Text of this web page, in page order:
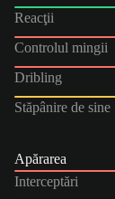
Reacţii
Controlul mingii
Dribling
Stăpânire de sine
Apărarea
Interceptări